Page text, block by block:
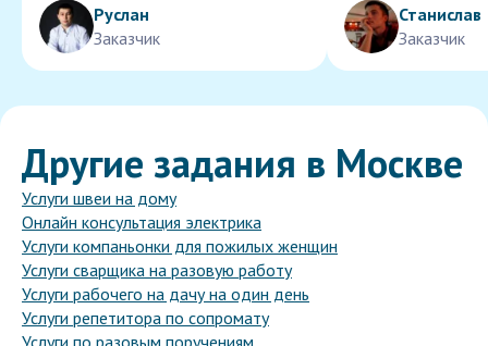
Руслан
Заказчик
Станислав
Заказчик
Другие задания в Москве
Услуги швеи на дому
Онлайн консультация электрика
Услуги компаньонки для пожилых женщин
Услуги сварщика на разовую работу
Услуги рабочего на дачу на один день
Услуги репетитора по сопромату